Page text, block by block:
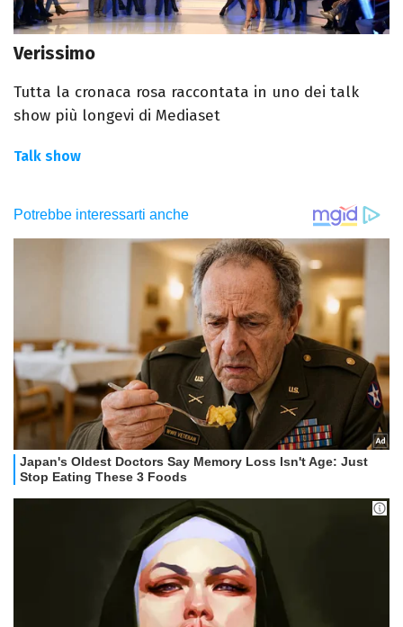
Verissimo
Tutta la cronaca rosa raccontata in uno dei talk
show più longevi di Mediaset
Talk show